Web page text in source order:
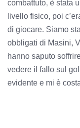
combattuto, è stata
livello fisico, poi
di giocare. Siamo
obbligati di Masini,
hanno saputo
vedere il fallo sul
evidente e mi è